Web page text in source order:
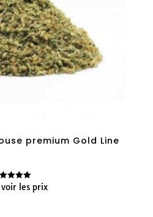
premium Gold Line
les prix